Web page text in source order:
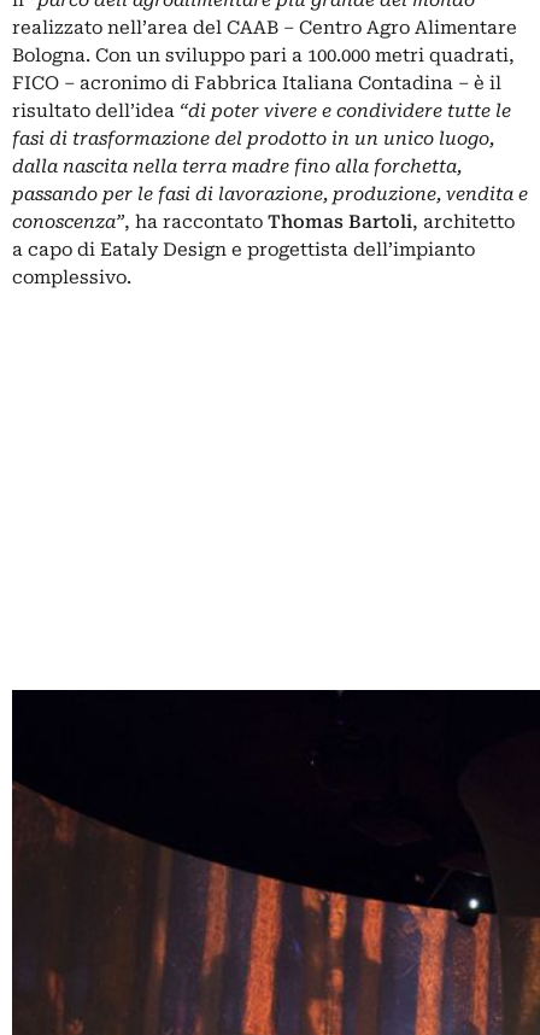
realizzato nell’area del CAAB – Centro Agro Alimentare
Bologna. Con un sviluppo pari a 100.000 metri quadrati,
FICO – acronimo di Fabbrica Italiana Contadina – è il
risultato dell’idea “di poter vivere e condividere tutte le
fasi di trasformazione del prodotto in un unico luogo,
dalla nascita nella terra madre fino alla forchetta,
passando per le fasi di lavorazione, produzione, vendita e
conoscenza”, ha raccontato Thomas Bartoli, architetto
a capo di Eataly Design e progettista dell’impianto
complessivo.